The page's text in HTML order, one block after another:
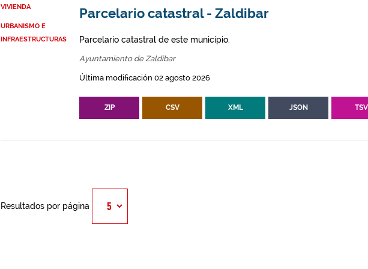
VIVIENDA
URBANISMO E
INFRAESTRUCTURAS
Parcelario catastral - Zaldibar
Parcelario catastral de este municipio.
Ayuntamiento de Zaldibar
Última modificación 02 agosto 2026
ZIP CSV XML JSON TSV
Resultados por página